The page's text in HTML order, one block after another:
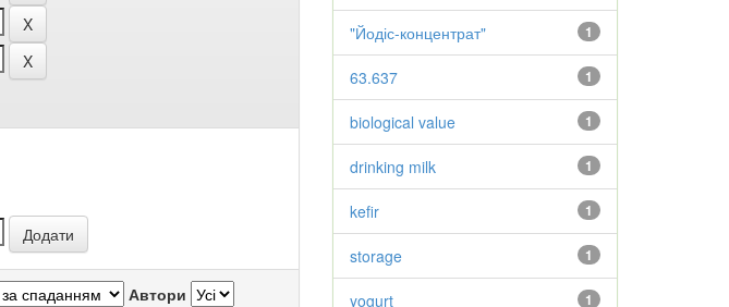
Автори
1
"Йодіс-концентрат"
1
63.637
1
biological value
1
drinking milk
1
kefir
1
storage
1
yogurt